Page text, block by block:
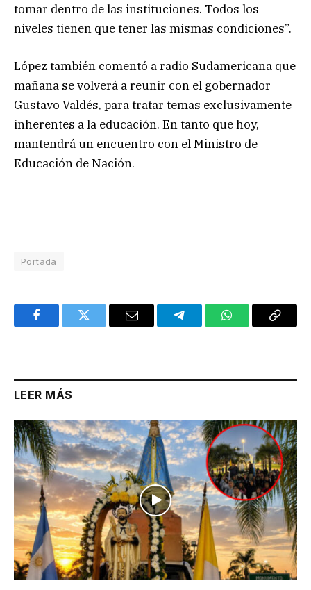
tomar dentro de las instituciones. Todos los
niveles tienen que tener las mismas condiciones”.
López también comentó a radio Sudamericana que
mañana se volverá a reunir con el gobernador
Gustavo Valdés, para tratar temas exclusivamente
inherentes a la educación. En tanto que hoy,
mantendrá un encuentro con el Ministro de
Educación de Nación.
Portada
FacebookTwitter Email TelegramWhatsAppCopy
LEER MÁS